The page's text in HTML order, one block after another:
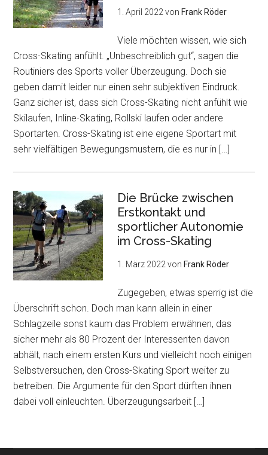
1. April 2022von Frank Röder
Viele möchten wissen, wie sich
Cross-Skating anfühlt. „Unbeschreiblich gut“, sagen die
Routiniers des Sports voller Überzeugung. Doch sie
geben damit leider nur einen sehr subjektiven Eindruck.
Ganz sicher ist, dass sich Cross-Skating nicht anfühlt wie
Skilaufen, Inline-Skating, Rollski laufen oder andere
Sportarten. Cross-Skating ist eine eigene Sportart mit
sehr vielfältigen Bewegungsmustern, die es nur in […]
Die Brücke zwischen
Erstkontakt und
sportlicher Autonomie
im Cross-Skating
1. März 2022von Frank Röder
Zugegeben, etwas sperrig ist die
Überschrift schon. Doch man kann allein in einer
Schlagzeile sonst kaum das Problem erwähnen, das
sicher mehr als 80 Prozent der Interessenten davon
abhält, nach einem ersten Kurs und vielleicht noch einigen
Selbstversuchen, den Cross-Skating Sport weiter zu
betreiben. Die Argumente für den Sport dürften ihnen
dabei voll einleuchten. Überzeugungsarbeit […]